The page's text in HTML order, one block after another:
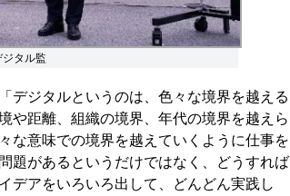
タル監
ジタルというのは、色々な境界を越える
や距離、組織の境界、年代の境界を越えら
な意味での境界を越えていくように仕事を
題があるというだけではなく、どうすれば
デアをいろいろ出して、どんどん実践し